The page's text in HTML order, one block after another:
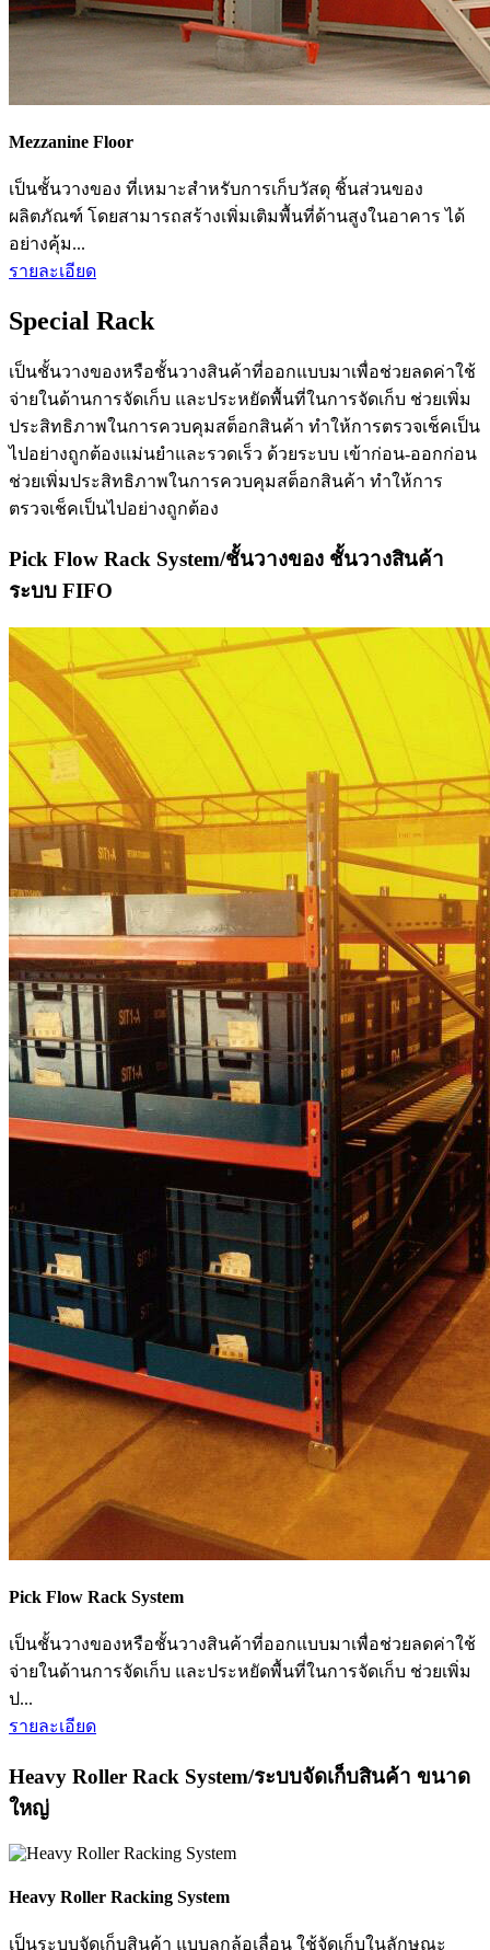
Mezzanine Floor
เป็นชั้นวางของ ที่เหมาะสำหรับการเก็บวัสดุ ชิ้นส่วนของ
ผลิตภัณฑ์ โดยสามารถสร้างเพิ่มเติมพื้นที่ด้านสูงในอาคาร ได้
อย่างคุ้ม...
รายละเอียด
Special Rack
เป็นชั้นวางของหรือชั้นวางสินค้าที่ออกแบบมาเพื่อช่วยลดค่าใช้
จ่ายในด้านการจัดเก็บ และประหยัดพื้นที่ในการจัดเก็บ ช่วยเพิ่ม
ประสิทธิภาพในการควบคุมสต็อกสินค้า ทำให้การตรวจเช็คเป็น
ไปอย่างถูกต้องแม่นยำและรวดเร็ว ด้วยระบบ เข้าก่อน-ออกก่อน
ช่วยเพิ่มประสิทธิภาพในการควบคุมสต็อกสินค้า ทำให้การ
ตรวจเช็คเป็นไปอย่างถูกต้อง
Pick Flow Rack System/ชั้นวางของ ชั้นวางสินค้า
ระบบ FIFO
Pick Flow Rack System
เป็นชั้นวางของหรือชั้นวางสินค้าที่ออกแบบมาเพื่อช่วยลดค่าใช้
จ่ายในด้านการจัดเก็บ และประหยัดพื้นที่ในการจัดเก็บ ช่วยเพิ่ม
ป...
รายละเอียด
Heavy Roller Rack System/ระบบจัดเก็บสินค้า ขนาด
ใหญ่
Heavy Roller Racking System
เป็นระบบจัดเก็บสินค้า แบบลูกล้อเลื่อน ใช้จัดเก็บในลักษณะ